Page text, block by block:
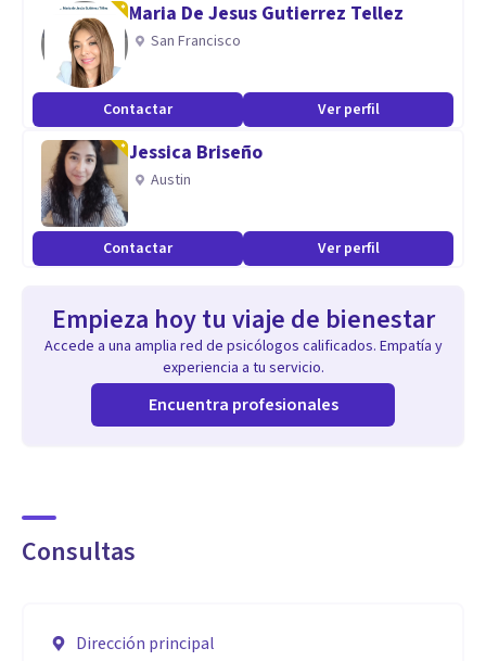
Maria De Jesus Gutierrez Tellez
San Francisco
Contactar Ver perfil
Jessica Briseño
Austin
Contactar Ver perfil
Empieza hoy tu viaje de bienestar
Accede a una amplia red de psicólogos calificados. Empatía y
experiencia a tu servicio.
Encuentra profesionales
Consultas
Dirección principal